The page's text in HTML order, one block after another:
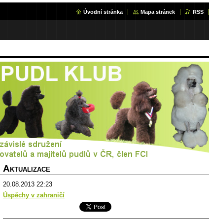
Úvodní stránka Mapa stránek RSS
A KTUALIZACE
20.08.2013 22:23
Úspěchy v zahraničí